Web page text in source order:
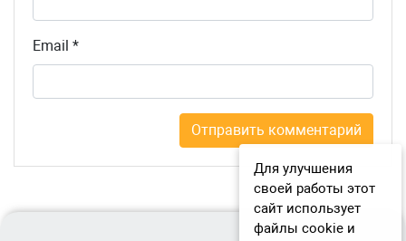
Email *
Для улучшения
своей работы этот
сайт использует
файлы cookie и